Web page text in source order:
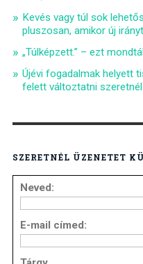
Kevés vagy túl sok
pluszosan, amikor új
„Túlképzett.” – ezt
Újévi fogadalmak helyett
felett változtatni
SZERETNÉL ÜZENETET
Neved:
E-mail címed: